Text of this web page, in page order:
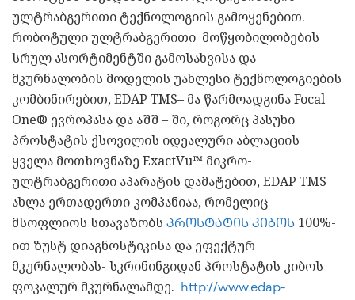
ულტრაბგერითი ტექნოლოგიის გამოყენებით.
რობოტული ულტრაბგერითი მოწყობილობების
სრულ ასორტიმენტში გამოსახვისა და
მკურნალობის მოდელის უახლესი ტექნოლოგიების
კომბინირებით, EDAP TMS– მა წარმოადგინა Focal
One® ევროპასა და აშშ – ში, როგორც პასუხი
პროსტატის ქსოვილის იდეალური აბლაციის
ყველა მოთხოვნაზე ExactVu™ მიკრო-
ულტრაბგერითი აპარატის დამატებით, EDAP TMS
ახლა ერთადერთი კომპანიაა, რომელიც
მსოფლიოს სთავაზობს პროსტატის კიბოს 100%-
ით ზუსტ დიაგნოსტიკისა და ეფექტურ
მკურნალობას- სკრინინგიდან პროსტატის კიბოს
ფოკალურ მკურნალამდე. http://www.edap-